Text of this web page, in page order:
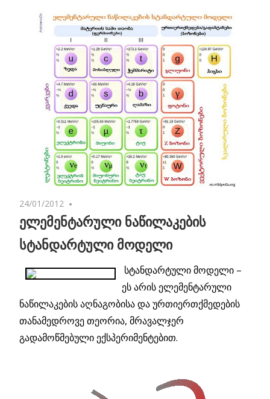
24/01/2012
ელემენტარული ნაწილაკების
სტანდარტული მოდელი
სტანდარტული მოდელი –
ეს არის ელემენტარული
ნაწილაკების აღნაგობისა და ურთიერთქმედების
თანამედროვე თეორია, მრავალჯერ
გადამოწმებული ექსპერიმენტებით.